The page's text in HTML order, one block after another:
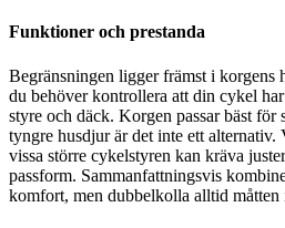
Funktioner och prestanda
Begränsningen ligger främst i
du behöver kontrollera att din cykel
styre och däck. Korgen passar bäst för
tyngre husdjur är det inte ett alternativ.
vissa större cykelstyren kan kräva
passform. Sammanfattningsvis
komfort, men dubbelkolla alltid måtten